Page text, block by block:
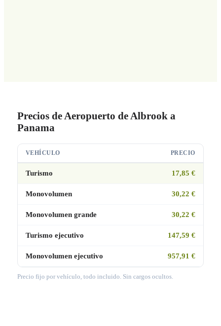
Precios de Aeropuerto de Albrook a
Panama
VEHÍCULO PRECIO
Turismo 17,85 €
Monovolumen 30,22 €
Monovolumen grande 30,22 €
Turismo ejecutivo 147,59 €
Monovolumen ejecutivo 957,91 €
Precio fijo por vehículo, todo incluido. Sin cargos ocultos.